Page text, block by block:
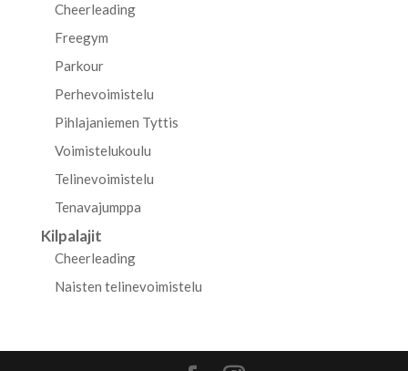
Cheerleading
Freegym
Parkour
Perhevoimistelu
Pihlajaniemen Tyttis
Voimistelukoulu
Telinevoimistelu
Tenavajumppa
Kilpalajit
Cheerleading
Naisten telinevoimistelu